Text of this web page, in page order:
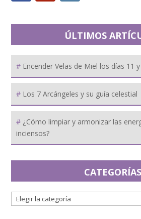
ÚLTIMOS
Encender Velas de Miel los días 11
Los 7 Arcángeles y su guía celestial
¿Cómo limpiar y armonizar las
inciensos?
CATEGORÍAS